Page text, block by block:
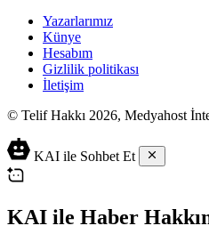
Yazarlarımız
Künye
Hesabım
Gizlilik politikası
İletişim
© Telif Hakkı 2026, Medyahost
casino
siteleri
casino
2023
lordcasino
canlı
casino
siteleri
iyi
casino
ev
yapımı
salça
KAI ile Sohbet Et
KAI ile Haber